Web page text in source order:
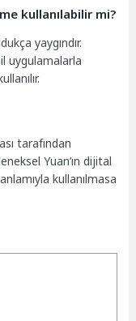
kullanılabilir mi?
yaygındır.
uygulamalarla
tarafından
Yuan’ın dijital
kullanılmasa